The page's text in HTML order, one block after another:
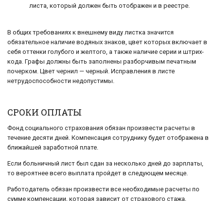
листа, который должен быть отображен и в реестре.
В общих требованиях к внешнему виду листка значится
обязательное наличие водяных знаков, цвет которых включает в
себя оттенки голубого и желтого, а также наличие серии и штрих-
кода. Графы должны быть заполнены разборчивым печатным
почерком. Цвет чернил — черный. Исправления в листе
нетрудоспособности недопустимы.
СРОКИ ОПЛАТЫ
Фонд социального страхования обязан произвести расчеты в
течение десяти дней. Компенсация сотруднику будет отображена в
ближайшей заработной плате.
Если больничный лист был сдан за несколько дней до зарплаты,
то вероятнее всего выплата пройдет в следующем месяце.
Работодатель обязан произвести все необходимые расчеты по
сумме компенсации, которая зависит от страхового стажа,